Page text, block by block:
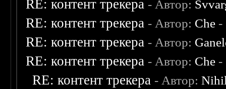
RE: контент трекера - Автор:
RE: контент трекера - Автор: Che -
RE: контент трекера - Автор:
RE: контент трекера - Автор: Che -
RE: контент трекера - Автор: